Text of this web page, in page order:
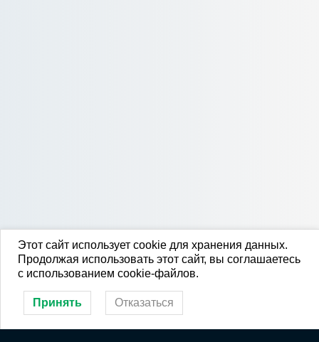
Этот сайт использует cookie для хранения данных.
Продолжая использовать этот сайт, вы соглашаетесь
с использованием cookie-файлов.
Принять Отказаться